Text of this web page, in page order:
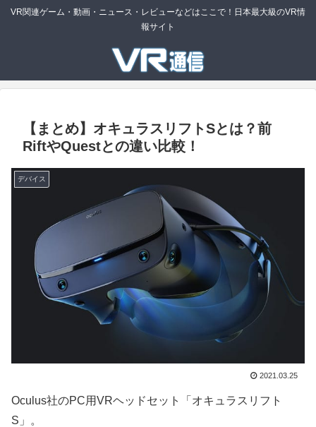
VR関連ゲーム・動画・ニュース・レビューなどはここで！日本最大級のVR情
報サイト
【まとめ】オキュラスリフトSとは？前
RiftやQuestとの違い比較！
デバイス
2021.03.25
Oculus社のPC用VRヘッドセット「オキュラスリフト
S」。